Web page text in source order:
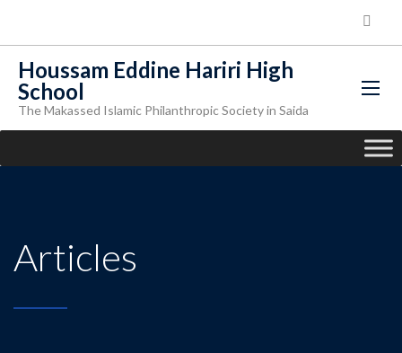
Houssam Eddine Hariri High
School
The Makassed Islamic Philanthropic Society in Saida
Articles